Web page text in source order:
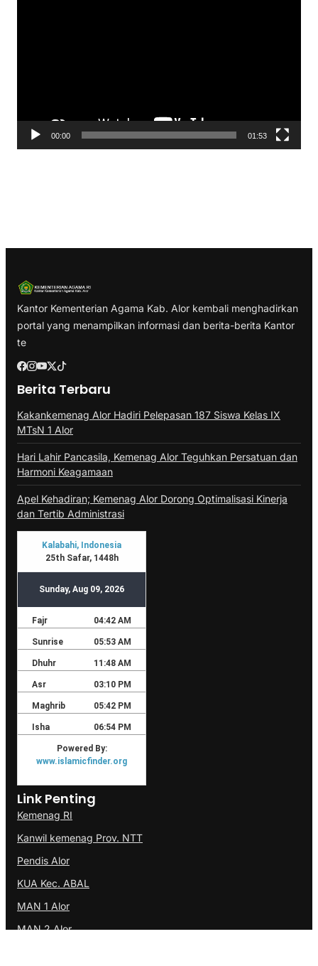
00:00 01:53
Kantor Kementerian Agama Kab. Alor kembali menghadirkan
portal yang menampilkan informasi dan berita-berita Kantor
te
Berita Terbaru
Kakankemenag Alor Hadiri Pelepasan 187 Siswa Kelas IX
MTsN 1 Alor
Hari Lahir Pancasila, Kemenag Alor Teguhkan Persatuan dan
Harmoni Keagamaan
Apel Kehadiran; Kemenag Alor Dorong Optimalisasi Kinerja
dan Tertib Administrasi
Link Penting
Kemenag RI
Kanwil kemenag Prov. NTT
Pendis Alor
KUA Kec. ABAL
MAN 1 Alor
MAN 2 Alor